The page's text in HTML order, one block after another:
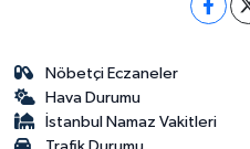
Nöbetçi Eczaneler
Hava Durumu
İstanbul Namaz Vakitleri
Trafik Durumu